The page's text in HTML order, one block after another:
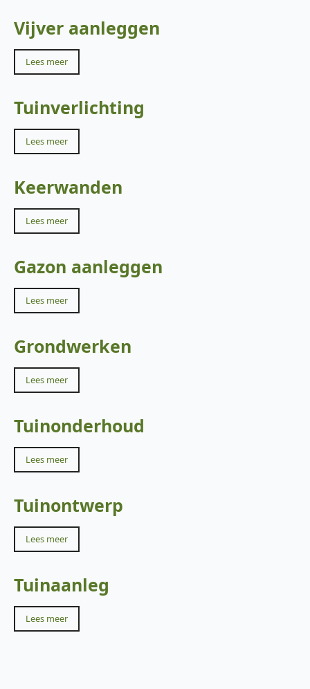
Vijver aanleggen
Lees meer
Tuinverlichting
Lees meer
Keerwanden
Lees meer
Gazon aanleggen
Lees meer
Grondwerken
Lees meer
Tuinonderhoud
Lees meer
Tuinontwerp
Lees meer
Tuinaanleg
Lees meer